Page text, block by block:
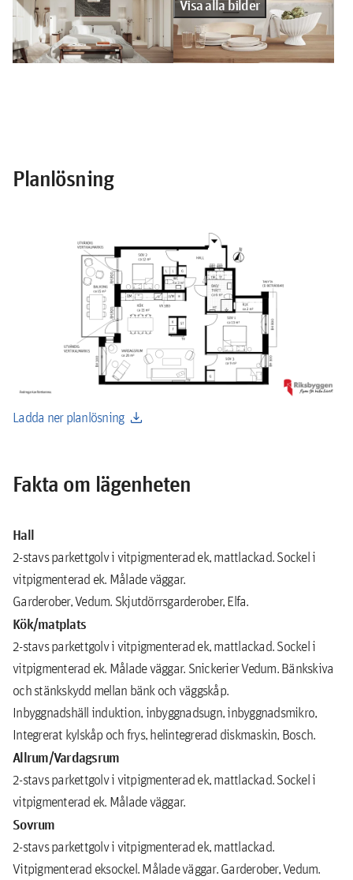
Visa alla bilder
Planlösning
Ladda ner planlösning download
Fakta om lägenheten
Hall
2-stavs parkettgolv i vitpigmenterad ek, mattlackad. Sockel i
vitpigmenterad ek. Målade väggar.
Garderober, Vedum. Skjutdörrsgarderober, Elfa.
Kök/matplats
2-stavs parkettgolv i vitpigmenterad ek, mattlackad. Sockel i
vitpigmenterad ek. Målade väggar. Snickerier Vedum. Bänkskiva
och stänkskydd mellan bänk och väggskåp.
Inbyggnadshäll induktion, inbyggnadsugn, inbyggnadsmikro,
Integrerat kylskåp och frys, helintegrerad diskmaskin, Bosch.
Allrum/Vardagsrum
2-stavs parkettgolv i vitpigmenterad ek, mattlackad. Sockel i
vitpigmenterad ek. Målade väggar.
Sovrum
2-stavs parkettgolv i vitpigmenterad ek, mattlackad.
Vitpigmenterad eksockel. Målade väggar. Garderober, Vedum.